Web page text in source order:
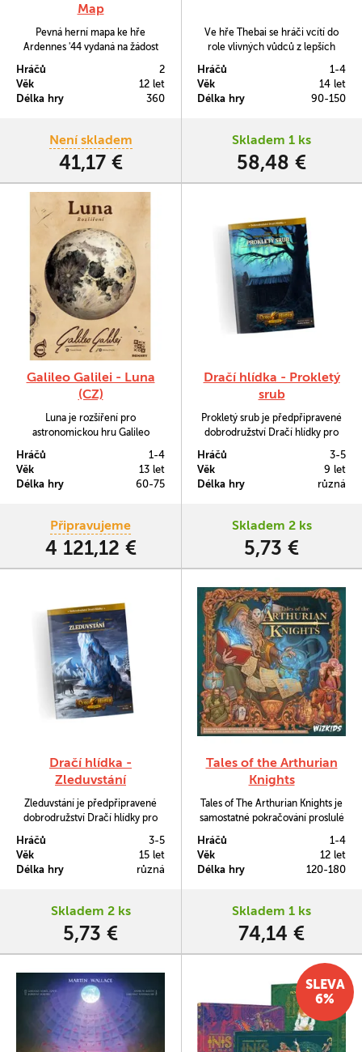
Map
Pevná herní mapa ke hře
Ardennes '44 vydaná na žádost
Hráčů
2
Věk
12 let
Délka hry
360
Není skladem
41,17 €
Ve hře Thebai se hráči vcítí do
role vlivných vůdců z lepších
Doby bronzové. V této hře budou
mít za úkol přestavět Cadmeu,
což byla thébská citadela. Do
městský export, uctívat bohy i
zatímco za branami města…
Hráčů
1-4
Věk
14 let
Délka hry
90-150
Skladem 1 ks
58,48 €
Galileo Galilei - Luna
(CZ)
Luna je rozšíření pro
astronomickou hru Galileo
astronmy (a tentokráte i
astronomky) či nové a ostřejší
inkvizitory. A především možnost
Hráčů
1-4
Věk
13 let
Délka hry
60-75
Připravujeme
4 121,12 €
Dračí hlídka - Prokletý
srub
Prokletý srub je předpřipravené
dobrodružství Dračí hlídky pro
sezení. Stejně jako v ostatních
dobrodružstvích v něm najdete
doporučené ověřovací hody,
Hráčů
3-5
Věk
9 let
Délka hry
různá
Skladem 2 ks
5,73 €
Dračí hlídka -
Zleduvstání
Zleduvstání je předpřipravené
dobrodružství Dračí hlídky pro
sezení. Stejně jako v ostatních
dobrodružstvích v něm najdete
doporučené ověřovací hody,
Hráčů
3-5
Věk
15 let
Délka hry
různá
Skladem 2 ks
5,73 €
Tales of the Arthurian
Knights
Tales of The Arthurian Knights je
samostatné pokračování proslulé
Nights. Coby rytíř kulatého stolu
se nyní setkáte s legendárními
postavami, potkáte bájné bytosti,
nepřáteli, plnit náročné úkoly a
místa.
Hráčů
1-4
Věk
12 let
Délka hry
120-180
Skladem 1 ks
74,14 €
SLEVA
6%